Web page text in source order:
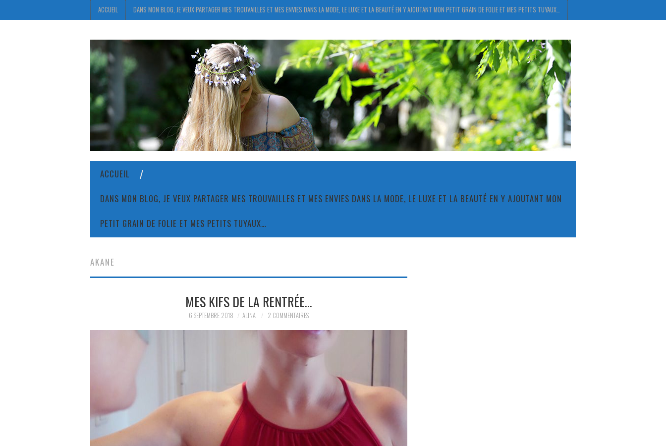
ACCUEIL DANS MON BLOG, JE VEUX PARTAGER MES TROUVAILLES ET MES ENVIES DANS LA MODE, LE LUXE ET LA BEAUTÉ EN Y AJOUTANT MON PETIT GRAIN DE FOLIE ET MES PETITS TUYAUX…
ACCUEIL
DANS MON BLOG, JE VEUX PARTAGER MES TROUVAILLES ET MES ENVIES DANS LA MODE, LE LUXE ET LA BEAUTÉ EN Y AJOUTANT MON
PETIT GRAIN DE FOLIE ET MES PETITS TUYAUX…
AKANE
MES KIFS DE LA RENTRÉE…
6 SEPTEMBRE 2018 ALINA 2 COMMENTAIRES